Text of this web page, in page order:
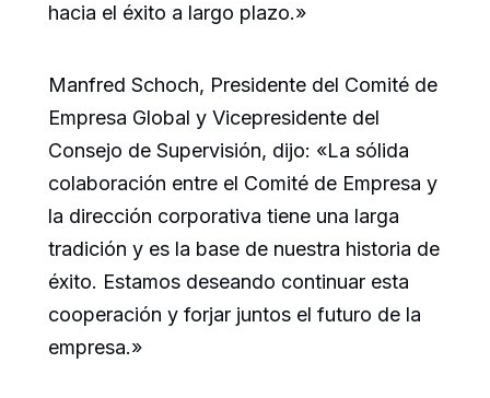
hacia el éxito a largo plazo.»
Manfred Schoch, Presidente del Comité de
Empresa Global y Vicepresidente del
Consejo de Supervisión, dijo: «La sólida
colaboración entre el Comité de Empresa y
la dirección corporativa tiene una larga
tradición y es la base de nuestra historia de
éxito. Estamos deseando continuar esta
cooperación y forjar juntos el futuro de la
empresa.»